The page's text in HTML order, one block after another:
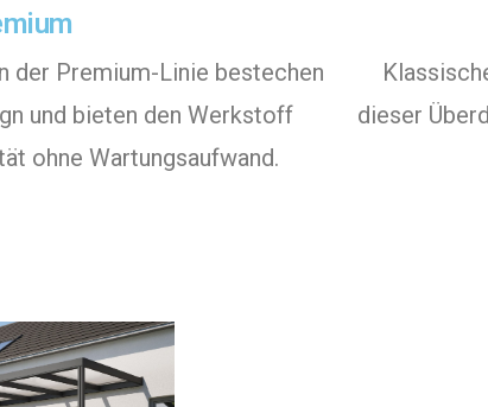
der Premium-Linie bestechen
und bieten den Werkstoff
ohne Wartungsaufwand.
dieser